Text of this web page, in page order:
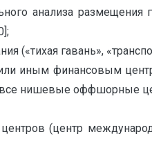
анализа
(«тихая гавань»,
иным финансовым
нишевые оффшорные
(центр